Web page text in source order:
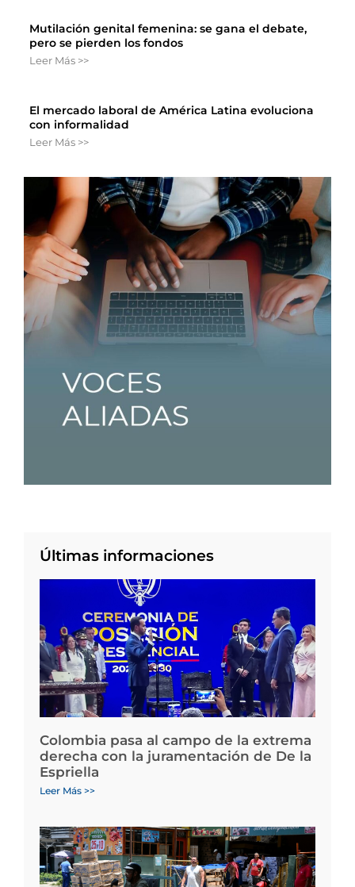
Mutilación genital femenina: se gana el debate,
pero se pierden los fondos
Leer Más >>
El mercado laboral de América Latina evoluciona
con informalidad
Leer Más >>
Últimas informaciones
Colombia pasa al campo de la extrema
derecha con la juramentación de De la
Espriella
Leer Más >>